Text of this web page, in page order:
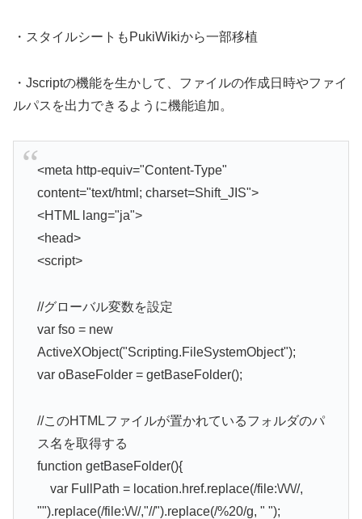
・スタイルシートもPukiWikiから一部移植
・Jscriptの機能を生かして、ファイルの作成日時やファイ
ルパスを出力できるように機能追加。
<meta http-equiv="Content-Type"
content="text/html; charset=Shift_JIS">
<HTML lang="ja">
<head>
<script>
//グローバル変数を設定
var fso = new
ActiveXObject("Scripting.FileSystemObject");
var oBaseFolder = getBaseFolder();
//このHTMLファイルが置かれているフォルダのパ
ス名を取得する
function getBaseFolder(){
var FullPath = location.href.replace(/file:\/\/\//,
"").replace(/file:\/\//,"//").replace(/%20/g, " ");